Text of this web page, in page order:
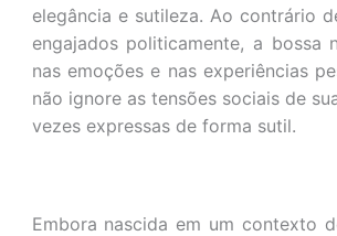
elegância e sutileza. Ao contrário
engajados politicamente, a bossa
nas emoções e nas experiências
não ignore as tensões sociais de
vezes expressas de forma sutil.
Embora nascida em um contexto